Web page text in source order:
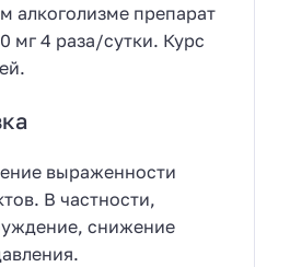
алкоголизме препарат
мг 4 раза/сутки. Курс
выраженности
В частности,
снижение